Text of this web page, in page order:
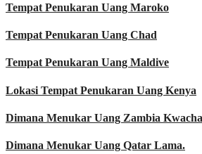
Tempat Penukaran Uang Maroko
Tempat Penukaran Uang Chad
Tempat Penukaran Uang Maldive
Lokasi Tempat Penukaran Uang Kenya
Dimana Menukar Uang Zambia Kwacha
Dimana Menukar Uang Qatar Lama.